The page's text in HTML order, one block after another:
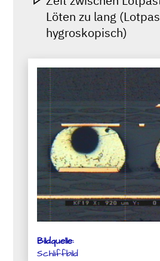
Löten zu lang
hygroskopisch)
Bildquelle:
Schliffbild